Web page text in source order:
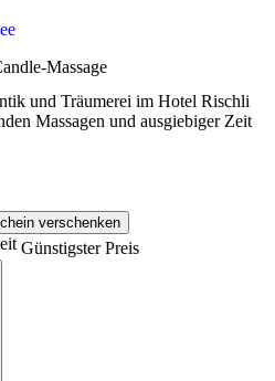
Massage
und Träumerei im Hotel Rischli
Massagen und ausgiebiger Zeit
verschenken
Günstigster Preis